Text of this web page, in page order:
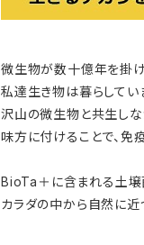
微生物が数十億年を掛
私達生き物は暮らしてい
沢山の微生物と共生しな
味方に付けることで、免
BioTa＋に含まれる土壌
カラダの中から自然に近